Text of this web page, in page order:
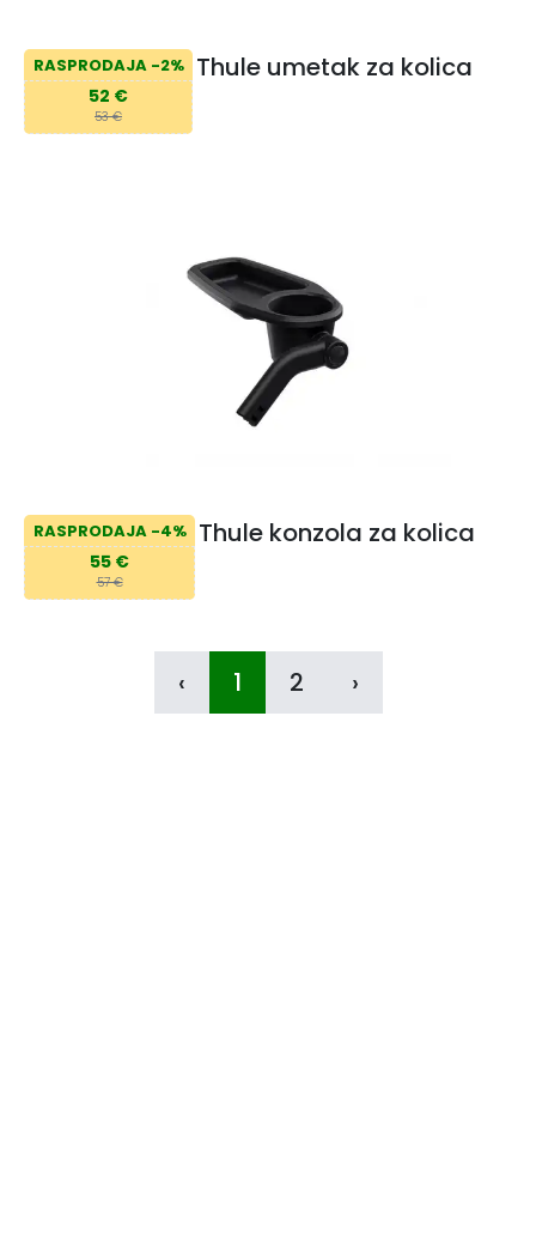
RASPRODAJA -2%
52 €
53 €
Thule umetak za kolica
RASPRODAJA -4%
55 €
57 €
Thule konzola za kolica
‹ 1 2 ›